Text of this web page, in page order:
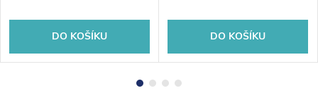
DO KOŠÍKU DO KOŠÍKU